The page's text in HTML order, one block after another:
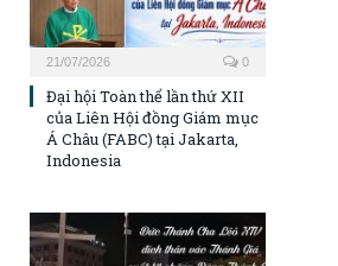
21/07/2026 0
Đại hội Toàn thể lần thứ XII
của Liên Hội đồng Giám mục
Á Châu (FABC) tại Jakarta,
Indonesia